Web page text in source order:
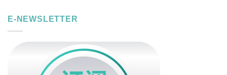
E-NEWSLETTER